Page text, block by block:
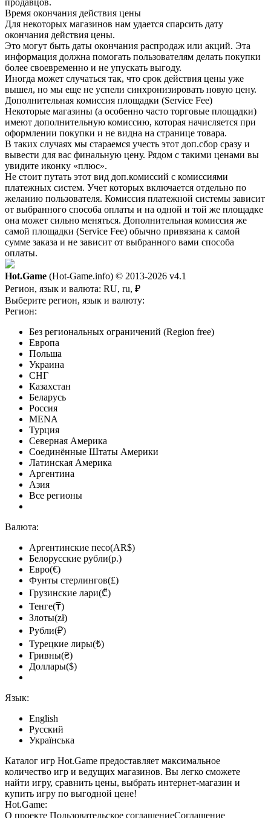
Время окончания действия цены
Для некоторых магазинов нам удается спарсить дату
окончания действия цены.
Это могут быть даты окончания распродаж или акций. Эта
информация должна помогать пользователям делать покупки
более своевременно и не упускать выгоду.
Иногда может случаться так, что срок действия цены уже
вышел, но мы еще не успели синхронизировать новую цену.
Дополнительная комиссия площадки (Service Fee)
Некоторые магазины (а особенно часто торговые площадки)
имеют дополнительную комиссию, которая начисляется при
оформлении покупки и не видна на странице товара.
В таких случаях мы стараемся учесть этот доп.сбор сразу и
вывести для вас финальную цену. Рядом с такими ценами вы
увидите иконку «плюс».
Не стоит путать этот вид доп.комиссий с комиссиями
платежных систем. Учет которых включается отдельно по
желанию пользователя. Комиссия платежной системы зависит
от выбранного способа оплаты и на одной и той же площадке
она может сильно меняться. Дополнительная комиссия же
самой площадки (Service Fee) обычно привязана к самой
сумме заказа и не зависит от выбранного вами способа
оплаты.
Hot.Game (Hot-Game.info) © 2013-2026 v4.1
Регион, язык и валюта: RU, ru, ₽
Выберите регион, язык и валюту:
Регион:
Без региональных ограничений (Region free)
Европа
Польша
Украина
СНГ
Казахстан
Беларусь
Россия
MENA
Турция
Северная Америка
Соединённые Штаты Америки
Латинская Америка
Аргентина
Азия
Все регионы
Валюта:
Аргентинские песо(AR$)
Белорусские рубли(р.)
Евро(€)
Фунты стерлингов(£)
Грузинские лари(₾)
Тенге(₸)
Злоты(zł)
Рубли(₽)
Турецкие лиры(₺)
Гривны(₴)
Доллары($)
Язык:
English
Русский
Українська
Каталог игр Hot.Game предоставляет максимальное
количество игр и ведущих магазинов. Вы легко сможете
найти игру, сравнить цены, выбрать интернет-магазин и
купить игру по выгодной цене!
Hot.Game:
О проекте Пользовательское соглашениеСоглашение